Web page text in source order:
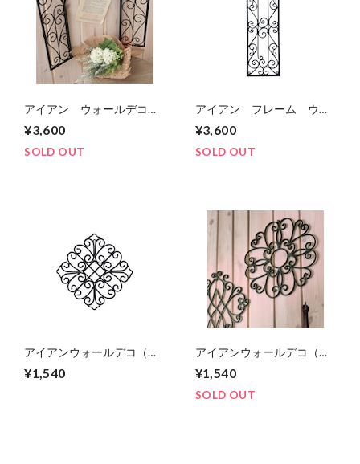
アイアン ウォールデコ
（窓飾り）
¥3,600
SOLD OUT
アイアン フレーム ウォ
ールデコ（レクトアンクグ
ルスパイラル）
¥3,600
SOLD OUT
アイアンウォールデコ（ひ
し型）
¥1,540
アイアンウォールデコ（花
型）
¥1,540
SOLD OUT